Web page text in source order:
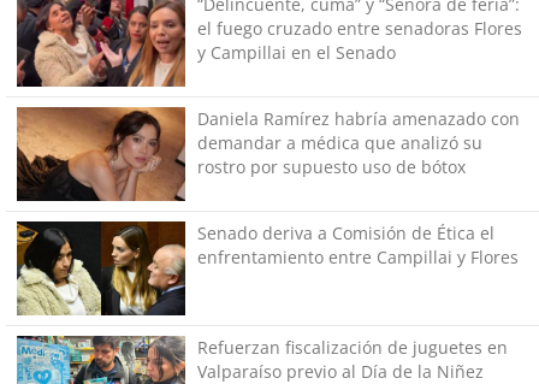
el fuego cruzado entre senadoras Flores
y Campillai en el Senado
Daniela Ramírez habría amenazado con
demandar a médica que analizó su
rostro por supuesto uso de bótox
Senado deriva a Comisión de Ética el
enfrentamiento entre Campillai y Flores
Refuerzan fiscalización de juguetes en
Valparaíso previo al Día de la Niñez